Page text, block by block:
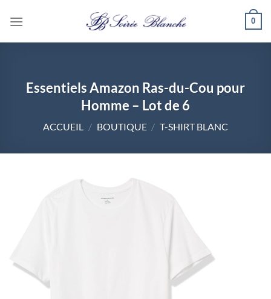
0
Essentiels Amazon Ras-du-Cou pour
Homme – Lot de 6
ACCUEIL / BOUTIQUE / T-SHIRT BLANC